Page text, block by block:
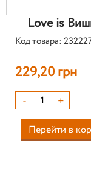
Love is
Код товара:
229,20 грн
- +
Перейти в